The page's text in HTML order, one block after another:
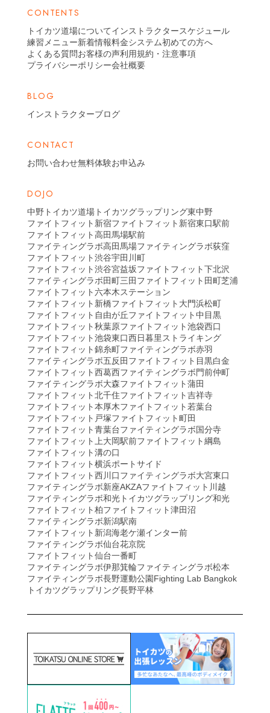
CONTENTS
トイカツ道場についてインストラクタースケジュール
練習メニュー新着情報料金システム初めての方へ
よくある質問お客様の声利用規約・注意事項
プライバシーポリシー会社概要
BLOG
インストラクターブログ
CONTACT
お問い合わせ無料体験お申込み
DOJO
中野トイカツ道場トイカツグラップリング東中野
ファイトフィット新宿ファイトフィット新宿東口駅前
ファイトフィット高田馬場駅前
ファイティングラボ高田馬場ファイティングラボ荻窪
ファイトフィット渋谷宇田川町
ファイトフィット渋谷宮益坂ファイトフィット下北沢
ファイティングラボ田町三田 ファイトフィット田町芝浦
ファイトフィット六本木ステーション
ファイトフィット新橋ファイトフィット大門浜松町
ファイトフィット自由が丘ファイトフィット中目黒
ファイトフィット秋葉原ファイトフィット池袋西口
ファイトフィット池袋東口西日暮里ストライキング
ファイトフィット錦糸町ファイティングラボ赤羽
ファイティングラボ五反田 ファイトフィット目黒白金
ファイトフィット西葛西ファイティングラボ門前仲町
ファイティングラボ大森ファイトフィット蒲田
ファイトフィット北千住ファイトフィット吉祥寺
ファイトフィット本厚木ファイトフィット若葉台
ファイトフィット戸塚ファイトフィット町田
ファイトフィット青葉台ファイティングラボ国分寺
ファイトフィット上大岡駅前ファイトフィット綱島
ファイトフィット溝の口
ファイトフィット横浜ポートサイド
ファイトフィット西川口ファイティングラボ大宮東口
ファイティングラボ新座AKZAファイトフィット川越
ファイティングラボ和光トイカツグラップリング和光
ファイトフィット柏ファイトフィット津田沼
ファイティングラボ新潟駅南
ファイトフィット新潟海老ケ瀬インター前
ファイティングラボ仙台花京院
ファイトフィット仙台一番町
ファイティングラボ伊那箕輪ファイティングラボ松本
ファイティングラボ長野運動公園Fighting Lab Bangkok
トイカツグラップリング長野平林